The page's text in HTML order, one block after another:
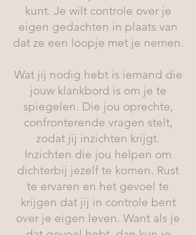
kunt. Je wilt controle over je
eigen gedachten in plaats van
dat ze een loopje met je nemen.
Wat jij nodig hebt is iemand die
jouw klankbord is om je te
spiegelen. Die jou oprechte,
confronterende vragen stelt,
zodat jij inzichten krijgt.
Inzichten die jou helpen om
dichterbij jezelf te komen. Rust
te ervaren en het gevoel te
krijgen dat jij in controle bent
over je eigen leven. Want als je